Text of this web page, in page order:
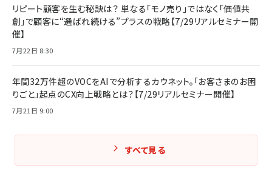
リピート顧客を生む秘訣は？ 単なる「モノ売り」ではなく「価値共
創」で顧客に“選ばれ続ける”プラスの戦略【7/29リアルセミナー開
催】
7月22日 8:30
年間32万件超のVOCをAIで分析するカウネット。「お客さまのお困
りごと」起点のCX向上戦略とは？【7/29リアルセミナー開催】
7月21日 9:00
すべて見る